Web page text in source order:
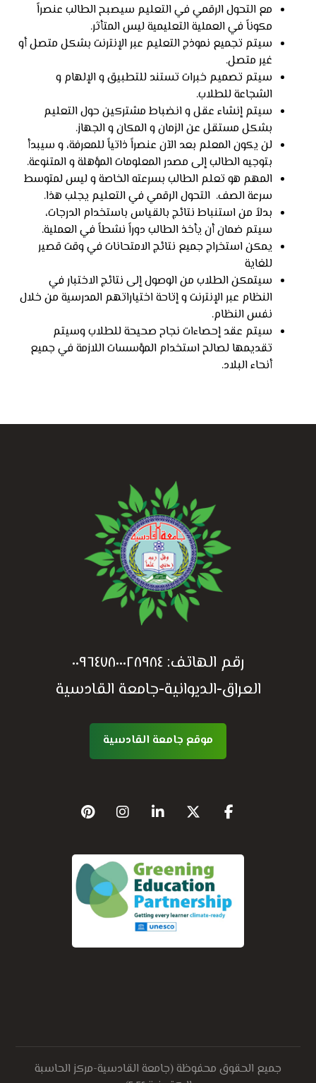
مع التحول الرقمي في التعليم سيصبح الطالب عنصراً
مكوناً في العملية التعليمية ليس المتأثر.
سيتم تجميع نموذج التعليم عبر الإنترنت بشكل متصل أو
غير متصل.
سيتم تصميم خبرات تستند للتطبيق و الإلهام و
الشجاعة للطلاب.
سيتم إنشاء عقل و انضباط مشتركين حول التعليم
بشكل مستقل عن الزمان و المكان و الجهاز.
لن يكون المعلم بعد الآن عنصراً ذاتياً للمعرفة، و سيبدأ
بتوجيه الطالب إلى مصدر المعلومات المؤهلة و المتنوعة.
المهم هو تعلم الطالب بسرعته الخاصة و ليس لمتوسط
سرعة الصف. التحول الرقمي في التعليم يجلب هذا.
بدلاً من استنباط نتائج بالقياس باستخدام الدرجات،
سيتم ضمان أن يأخذ الطالب دوراً نشطاً في العملية.
يمكن استخراج جميع نتائج الامتحانات في وقت قصير
للغاية
سيتمكن الطلاب من الوصول إلى نتائج الاختبار في
النظام عبر الإنترنت و إتاحة اختياراتهم المدرسية من خلال
نفس النظام.
سيتم عقد إحصاءات نجاح صحيحة للطلاب وسيتم
تقديمها لصالح استخدام المؤسسات اللازمة في جميع
أنحاء البلاد.
رقم الهاتف: ٠٠٩٦٤٧٨٠٠٠٢٨٩٨٤
العراق-الديوانية-جامعة القادسية
موقع جامعة القادسية
جميع الحقوق محفوظة (جامعة القادسية-مركز الحاسبة